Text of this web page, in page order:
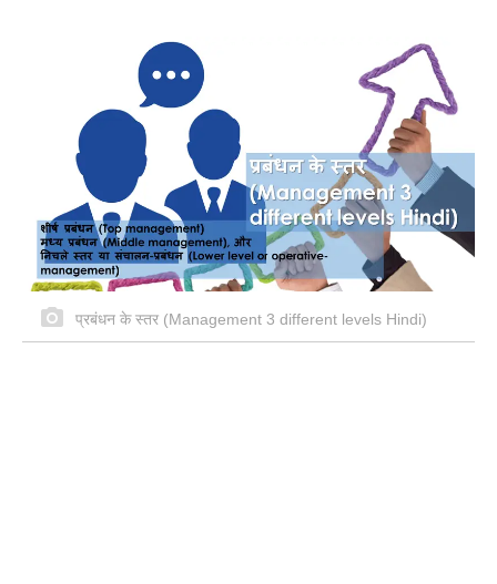
प्रबंधन के स्तर (Management 3 different levels Hindi)